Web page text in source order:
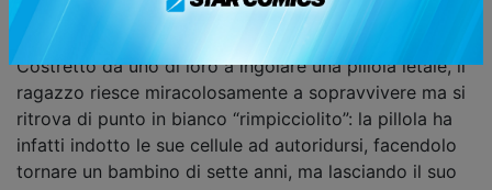
giorno in cui sorprende una banda di loschi criminali
vestiti di nero, comincia per lui una nuova era...
Costretto da uno di loro a ingoiare una pillola letale, il
ragazzo riesce miracolosamente a sopravvivere ma si
ritrova di punto in bianco “rimpicciolito”: la pillola ha
infatti indotto le sue cellule ad autoridursi, facendolo
tornare un bambino di sette anni, ma lasciando il suo